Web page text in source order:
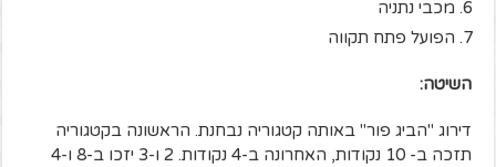
מכבי נתניה
הפועל פתח תקווה
השיטה:
דירוג "הביג פור" באותה קטגוריה נבחנת. הראשונה בקטגוריה
תזכה ב- 10 נקודות, האחרונה ב-4 נקודות. 2 ו-3 יזכו ב-8 ו-4